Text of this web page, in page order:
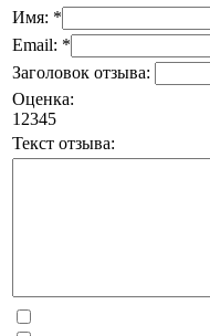
Имя: *
Email: *
Заголовок отзыва:
Оценка:
1 2345
Текст отзыва: